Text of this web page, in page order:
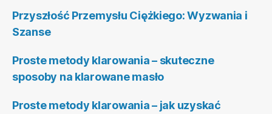
Przyszłość Przemysłu Ciężkiego: Wyzwania i
Szanse
Proste metody klarowania – skuteczne
sposoby na klarowane masło
Proste metody klarowania – jak uzyskać